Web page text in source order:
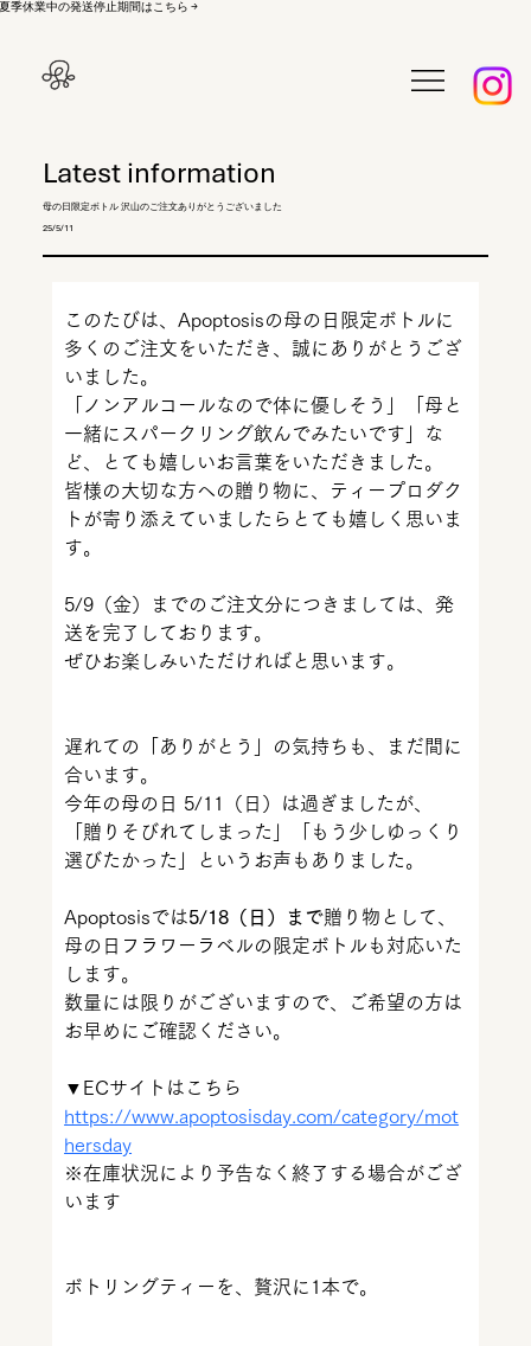
夏季休業中の発送停止期間はこちら →
このたびは、Apoptosisの母の日限定ボトルに
多くのご注文をいただき、誠にありがとうござ
いました。
「ノンアルコールなので体に優しそう」「母と
一緒にスパークリング飲んでみたいです」な
ど、とても嬉しいお言葉をいただきました。
皆様の大切な方への贈り物に、ティープロダク
トが寄り添えていましたらとても嬉しく思いま
す。
5/9（金）までのご注文分につきましては、発
送を完了しております。
ぜひお楽しみいただければと思います。
遅れての「ありがとう」の気持ちも、まだ間に
合います。
今年の母の日 5/11（日）は過ぎましたが、
「贈りそびれてしまった」「もう少しゆっくり
選びたかった」というお声もありました。
Apoptosisでは5/18（日）まで贈り物として、
母の日フラワーラベルの限定ボトルも対応いた
します。
数量には限りがございますので、ご希望の方は
お早めにご確認ください。
▼ECサイトはこちら
https://www.apoptosisday.com/category/mot
hersday
※在庫状況により予告なく終了する場合がござ
います
ボトリングティーを、贅沢に1本で。
Latest information
母の日限定ボトル 沢山のご注文ありがとうございました
25/5/11